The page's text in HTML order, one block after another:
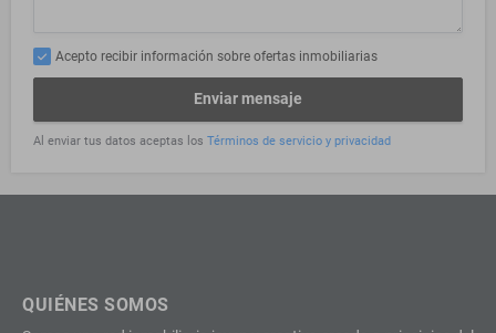
Acepto recibir información sobre ofertas inmobiliarias
Enviar mensaje
Al enviar tus datos aceptas los Términos de servicio y privacidad
QUIÉNES SOMOS